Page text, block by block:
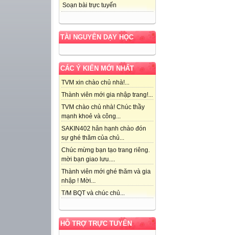
Soạn bài trực tuyến
TÀI NGUYÊN DẠY HỌC
CÁC Ý KIẾN MỚI NHẤT
TVM xin chào chủ nhà!...
Thành viên mới gia nhập trang!...
TVM chào chủ nhà! Chúc thầy
mạnh khoẻ và công...
SAKIN402 hân hạnh chào đón
sự ghé thăm của chủ...
Chúc mừng bạn tạo trang riêng.
mời bạn giao lưu....
Thành viên mới ghé thăm và gia
nhập ! Mời...
T/M BQT và chúc chủ...
HỖ TRỢ TRỰC TUYẾN